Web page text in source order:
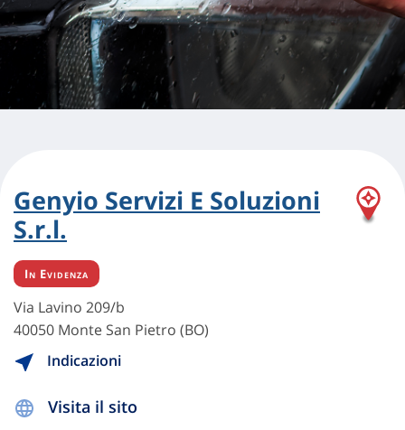
Genyio Servizi E Soluzioni
S.r.l.
In Evidenza
Via Lavino 209/b
40050 Monte San Pietro (BO)
Indicazioni
Visita il sito